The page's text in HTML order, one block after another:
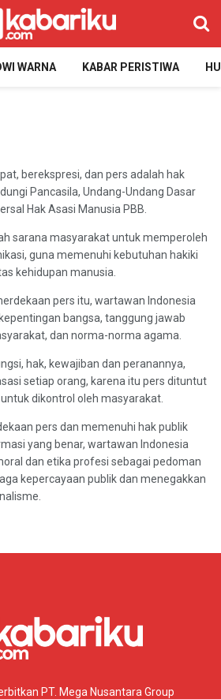
WARNA KABAR PERISTIWA
berekspresi, dan pers adalah hak
Pancasila, Undang-Undang Dasar
Hak Asasi Manusia PBB.
sarana masyarakat untuk memperoleh
guna memenuhi kebutuhan hakiki
kehidupan manusia.
pers itu, wartawan Indonesia
bangsa, tanggung jawab
dan norma-norma agama.
hak, kewajiban dan peranannya,
setiap orang, karena itu pers dituntut
dikontrol oleh masyarakat.
pers dan memenuhi hak publik
yang benar, wartawan Indonesia
dan etika profesi sebagai pedoman
kepercayaan publik dan menegakkan
PT. Mega Nusantara Group